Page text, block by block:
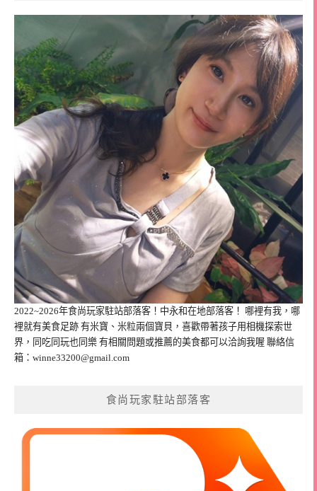
2022~2026年食尚玩家駐站部落客！中永和在地部落客！ 哪裡有我，哪
裡就有美食足跡 有米寶、米粒兩個寶貝，喜歡帶著孩子用相機探索世
界，同吃同玩也同樂 有相關問題或推薦的美食都可以洽詢我喔 聯絡信
箱： winne33200@gmail.com
食尚玩家駐站部落客